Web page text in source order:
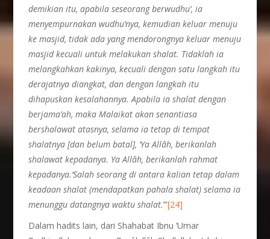
demikian itu, apabila seseorang berwudhu’, ia
menyempurnakan wudhu’nya, kemudian keluar menuju
ke masjid, tidak ada yang mendorongnya keluar menuju
masjid kecuali untuk melakukan shalat. Tidaklah ia
melangkahkan kakinya, kecuali dengan satu langkah itu
derajatnya diangkat, dan dengan langkah itu
dihapuskan kesalahannya. Apabila ia shalat dengan
berjama’ah, maka Malaikat akan senantiasa
bershalawat atasnya, selama ia tetap di tempat
shalatnya [dan belum batal], ‘Ya Allâh, berikanlah
shalawat kepadanya. Ya Allâh, berikanlah rahmat
kepadanya.’Salah seorang di antara kalian tetap dalam
keadaan shalat (mendapatkan pahala shalat) selama ia
menunggu datangnya waktu shalat.’”[24]
Dalam hadits lain, dari Shahabat Ibnu ‘Umar